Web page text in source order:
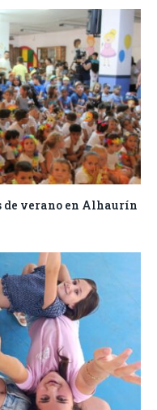
de verano en Alhaurín